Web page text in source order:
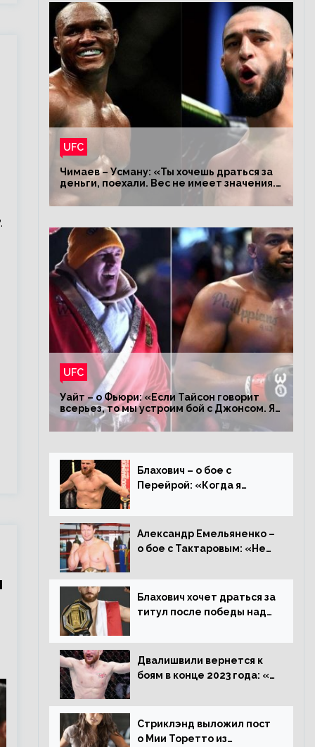
UFC
Чимаев – Усману: «Ты хочешь драться за
деньги, поехали. Вес не имеет значения.
Я – король»
UFC
Уайт – о Фьюри: «Если Тайсон говорит
всерьез, то мы устроим бой с Джонсом. Я
заставил Флойда Мейвезера драться с
Конором»
Блахович – о бое с
Перейрой: «Когда я
93 кг, захотел драться с
ним»
Александр Емельяненко –
о бое с Тактаровым: «Нет,
Блахович хочет драться за
титул после победы над
счастлив увезти пояс в
Польшу»
Двалишвили вернется к
боям в конце 2023 года: «Я
месяца»
Стриклэнд выложил пост
о Мии Торетто из